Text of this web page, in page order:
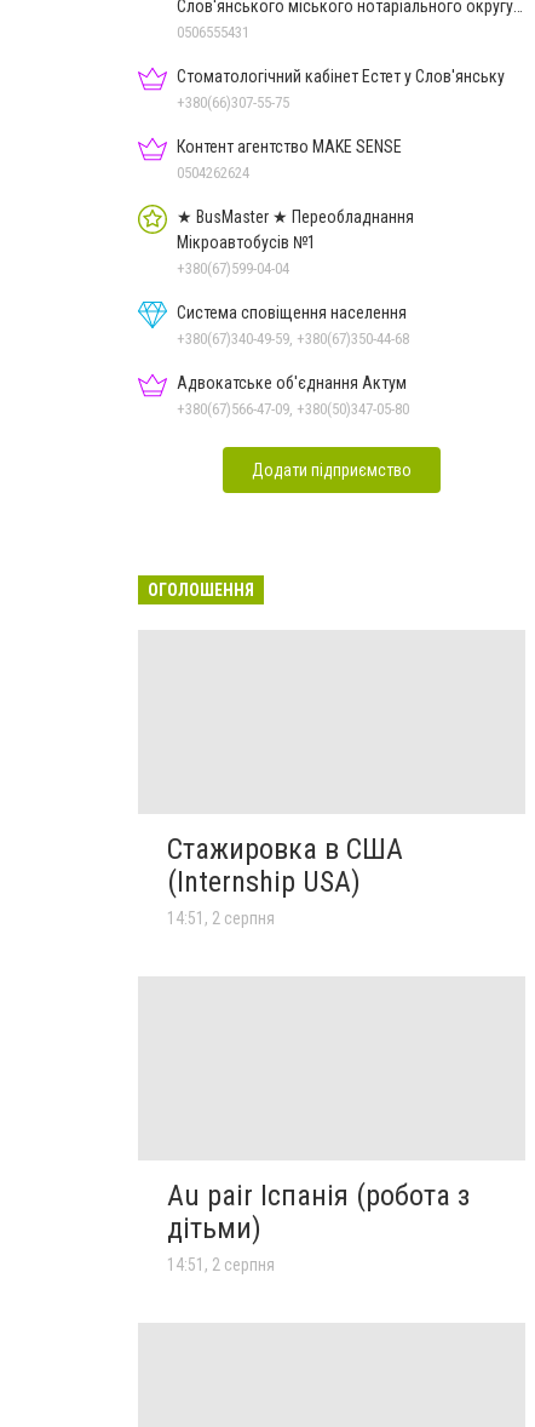
Слов'янського міського нотаріального округу
Дон.обл.
0506555431
Стоматологічний кабінет Естет у Слов'янську
+380(66)307-55-75
Контент агентство MAKE SENSE
0504262624
★ BusMaster ★ Переобладнання
Мікроавтобусів №1
+380(67)599-04-04
Система сповіщення населення
+380(67)340-49-59, +380(67)350-44-68
Адвокатське об'єднання Актум
+380(67)566-47-09, +380(50)347-05-80
Додати підприємство
ОГОЛОШЕННЯ
Стажировка в США
(Internship USA)
14:51, 2 серпня
Au pair Іспанія (робота з
дітьми)
14:51, 2 серпня